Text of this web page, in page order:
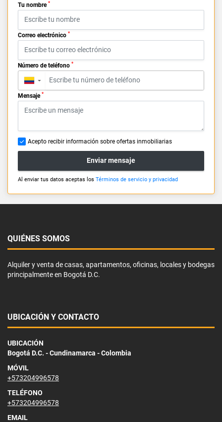
Tu nombre *
Correo electrónico *
Número de teléfono *
▼
Mensaje *
Acepto recibir información sobre ofertas inmobiliarias
Enviar mensaje
Al enviar tus datos aceptas los Términos de servicio y privacidad
QUIÉNES SOMOS
Alquiler y venta de casas, apartamentos, oficinas, locales y bodegas
principalmente en Bogotá D.C.
UBICACIÓN Y CONTACTO
UBICACIÓN
Bogotá D.C. - Cundinamarca - Colombia
MÓVIL
+573204996578
TELÉFONO
+573204996578
EMAIL